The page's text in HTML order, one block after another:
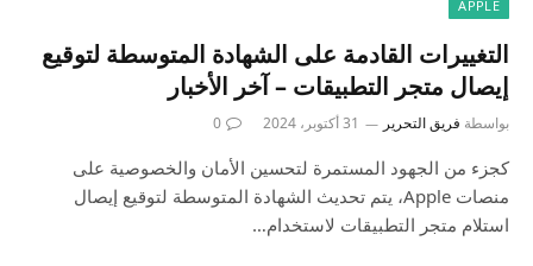
APPLE
التغييرات القادمة على الشهادة المتوسطة لتوقيع
إيصال متجر التطبيقات – آخر الأخبار
بواسطة فريق التحرير 31 أكتوبر، 2024 0
كجزء من الجهود المستمرة لتحسين الأمان والخصوصية على
منصات Apple، يتم تحديث الشهادة المتوسطة لتوقيع إيصال
استلام متجر التطبيقات لاستخدام…